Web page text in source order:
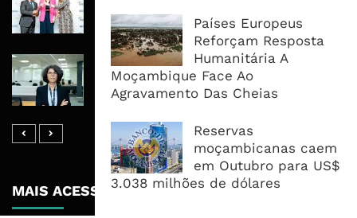
Países Europeus
Reforçam Resposta
Humanitária A
Moçambique Face Ao
Agravamento Das Cheias
Reservas
moçambicanas caem
em Outubro para US$
3.038 milhões de dólares
Financiamento Às PME
Banco De Desenvolvimento Pode
Mobilizar Capital, Mas Governação
Define O Resultado
MAIS ACESSADOS